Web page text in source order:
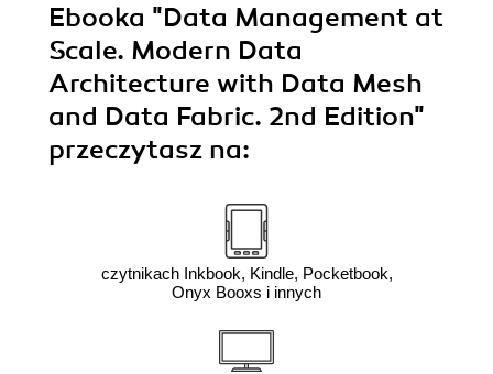
Ebooka "Data Management at
Scale. Modern Data
Architecture with Data Mesh
and Data Fabric. 2nd Edition"
przeczytasz na:
czytnikach Inkbook, Kindle, Pocketbook,
Onyx Booxs i innych